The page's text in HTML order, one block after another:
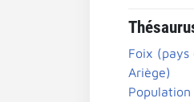
Foix
Ariège)